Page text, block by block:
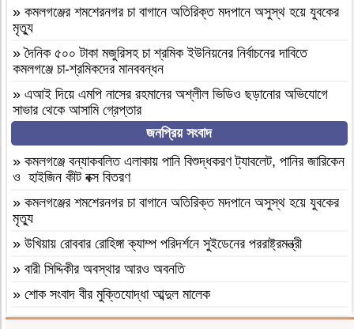
» কমলগঞ্জের শমশেরনগর চা বাগানে অতিরিক্ত মদপানে অসুস্থ হয়ে যুবকের
মৃত্যু
»দৈনিক ৫০০ টাকা মজুরিসহ চা শ্রমিক ইউনিয়নের নির্বাচনের দাবিতে
কমলগঞ্জে চা-শ্রমিকদের মানববন্ধন
» এআই দিয়ে এমপি নাসের রহমানের অশ্লীল ভিডিও ছড়ানোর অভিযোগে
সাভার থেকে আসামি গ্রেপ্তার
বগুড়া আদমদীঘি ১শ পিস ট্যাপেন্টাডলসহ একজন গ্রেফতার
» বগুড়া আদমদীঘি’র ছাতিয়ানগ্রামে সাংসদ মহিত তালুকদার-কে সংবর্ধনা
প্রদান
» কমলগঞ্জে এমপি হাজী মুজিবকে নাগরিক সংবর্ধনা
»আন্তর্জাতিক আদিবাসী দিবস ২০২৬: বাংলাদেশের আদিবাসীদের দূর্গম
পথচলা
» বগুড়া আদমদীঘিতে মাদকবিরোধী অভিযানে ৩ জন গ্রেফতার, ভ্রাম্যমাণ
আদালতে ১৫ দিনের কারাদণ্ড
জনপ্রিয় সংবাদ
» কমলগঞ্জে বন্যাকবলিত এলাকায় পানি বিশুদ্ধকরণ ট্যাবলেট, পানির জারিকেন
ও হাইজিন কীট বক্স বিতরণ
» কমলগঞ্জের শমশেরনগর চা বাগানে অতিরিক্ত মদপানে অসুস্থ হয়ে যুবকের
মৃত্যু
» উখিয়ায় রোববার রোহিঙ্গা ক্যাম্প পরিদর্শনে সুইডেনের পররাষ্ট্রমন্ত্রী
» বারী সিদ্দিকীর অবস্থার আরও অবনতি
» শোক সংবাদ বীর মুক্তিযোদ্ধা আব্দুল মালেক
»মৃত্যুবাষির্কী মোহাম্মদ ইলিয়াছ